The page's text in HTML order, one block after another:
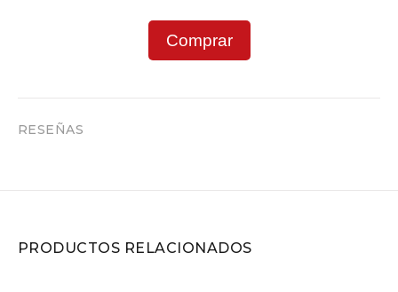
Comprar
RESEÑAS
PRODUCTOS RELACIONADOS